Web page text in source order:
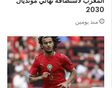
2030
منذ يومين